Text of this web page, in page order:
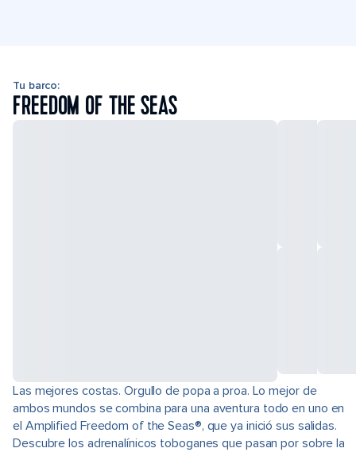
Tu barco:
FREEDOM OF THE SEAS
Las mejores costas. Orgullo de popa a proa. Lo mejor de
ambos mundos se combina para una aventura todo en uno en
el Amplified Freedom of the Seas®, que ya inició sus salidas.
Descubre los adrenalínicos toboganes que pasan por sobre la